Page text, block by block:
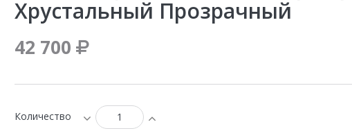
Хрустальный Прозрачный
42 700
Количество